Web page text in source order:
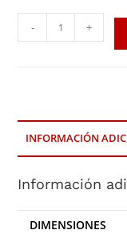
- +
INFORMACIÓN
Información
DIMENSIONES